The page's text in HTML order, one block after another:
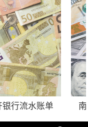
行流水账单 南